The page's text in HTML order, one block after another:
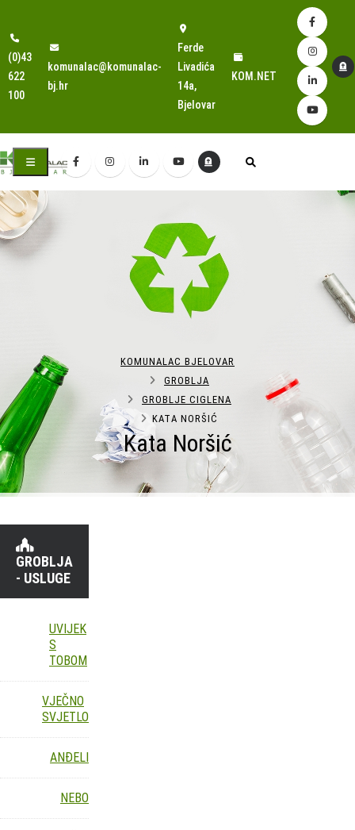
(0)43
622
100
komunalac@komunalac-
bj.hr
Ferde
Livadića
14a,
Bjelovar
KOM.NET
Kata Noršić
KOMUNALAC BJELOVAR
GROBLJA
GROBLJE CIGLENA
KATA NORŠIĆ
GROBLJA
- USLUGE
UVIJEK
S
TOBOM
VJEČNO
SVJETLO
ANĐELI
NEBO